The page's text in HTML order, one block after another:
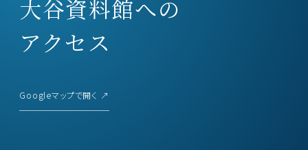
大谷資料館への
アクセス
Googleマップで開く ↗